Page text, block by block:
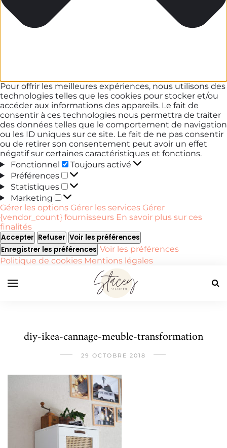
Pour offrir les meilleures expériences, nous utilisons des
technologies telles que les cookies pour stocker et/ou
accéder aux informations des appareils. Le fait de
consentir à ces technologies nous permettra de traiter
des données telles que le comportement de navigation
ou les ID uniques sur ce site. Le fait de ne pas consentir
ou de retirer son consentement peut avoir un effet
négatif sur certaines caractéristiques et fonctions.
Fonctionnel
Fonctionnel
Toujours activé
Préférences
Préférences
Statistiques
Statistiques
Marketing
Marketing
Gérer les options Gérer les services Gérer
{vendor_count} fournisseurs En savoir plus sur ces
finalités
Accepter Refuser Voir les préférences
Enregistrer les préférences Voir les préférences
Politique de cookies Mentions légales
diy-ikea-cannage-meuble-transformation
29 OCTOBRE 2018